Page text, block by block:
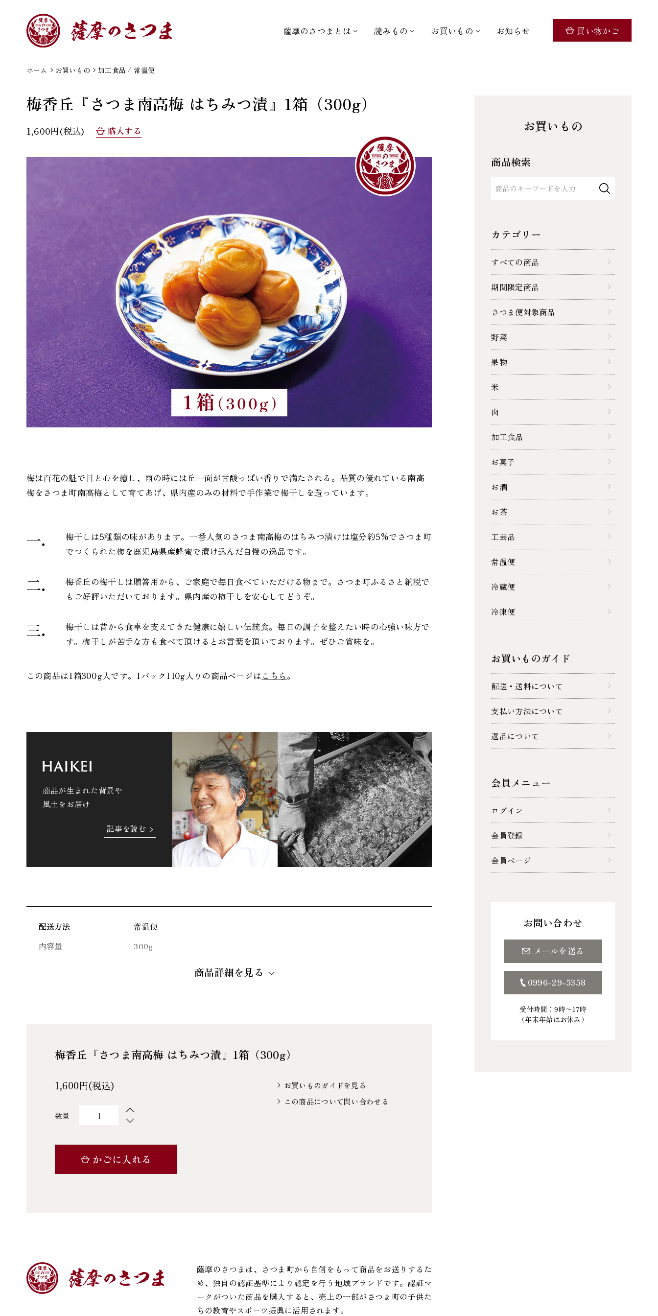
薩摩のさつまとは 読みもの お買いもの お知らせ 買い物かご
ホーム お買いもの 加工食品 常温便
梅香丘『さつま南高梅 はちみつ漬』1箱（300g）
1,600円(税込) 購入する
梅は百花の魁で目と心を癒し、雨の時には丘一面が甘酸っぱい香りで満たされる。品質の優れている南高
梅をさつま町南高梅として育てあげ、県内産のみの材料で手作業で梅干しを造っています。
梅干しは5種類の味があります。一番人気のさつま南高梅のはちみつ漬けは塩分約5%でさつま町
でつくられた梅を鹿児島県産蜂蜜で漬け込んだ自慢の逸品です。
梅香丘の梅干しは贈答用から、ご家庭で毎日食べていただける物まで。さつま町ふるさと納税で
もご好評いただいております。県内産の梅干しを安心してどうぞ。
梅干しは昔から食卓を支えてきた健康に嬉しい伝統食。毎日の調子を整えたい時の心強い味方で
す。梅干しが苦手な方も食べて頂けるとお言葉を頂いております。ぜひご賞味を。
この商品は1箱300g入です。1パック110g入りの商品ページは こちら 。
商品が生まれた背景や
風土をお届け
記事を読む
配送方法
常温便
内容量
300g
賞味期限
製造日より150日
保存方法
鹿児島県薩摩郡さつま町中津川9179-1
商品詳細を見る
梅香丘『さつま南高梅 はちみつ漬』1箱（300g）
1,600円(税込)
数量
かごに入れる
お買いものガイドを見る
この商品について問い合わせる
薩摩のさつまは、さつま町から自信をもって商品をお送りするた
め、独自の認証基準により認定を行う地域ブランドです。認証マ
ークがついた商品を購入すると、売上の一部がさつま町の子供た
ちの教育やスポーツ振興に活用されます。
お買いもの
商品検索
カテゴリー
すべての商品
期間限定商品
さつま便対象商品
野菜
果物
米
肉
加工食品
お菓子
お酒
お茶
工芸品
常温便
冷蔵便
冷凍便
お買いものガイド
配送・送料について
支払い方法について
返品について
会員メニュー
ログイン
会員登録
会員ページ
お問い合わせ
メールを送る
0996-29-5358
受付時間：9時〜17時
（年末年始はお休み）